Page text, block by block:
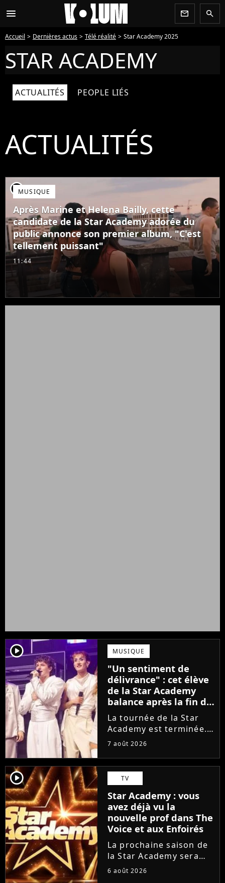
menu newsletter search
Accueil Dernières actus Télé réalité Star Academy 2025
STAR ACADEMY
ACTUALITÉS PEOPLE LIÉS
ACTUALITÉS
player2MUSIQUE
Après Marine et Helena Bailly, cette
candidate de la Star Academy adorée du
public annonce son premier album, "C'est
tellement puissant"
11:44
player2 MUSIQUE
"Un sentiment de
délivrance" : cet élève
de la Star Academy
balance après la fin de
la tournée
La tournée de la Star
Academy est terminée.
L'occasion pour les
projets solos. En
parallèle, cet élève sort
du silence et se dit
soulagé de ne plus être
sur...
7 août 2026
player2 TV
Star Academy : vous
avez déjà vu la
nouvelle prof dans The
Voice et aux Enfoirés
La prochaine saison de
la Star Academy sera
incarnée par une
6 août 2026